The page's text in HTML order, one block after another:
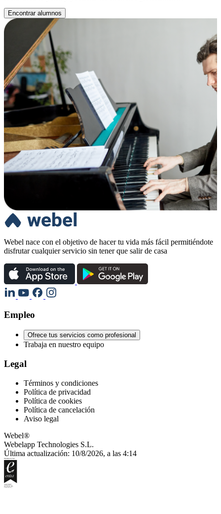
Encontrar alumnos
Webel nace con el objetivo de hacer tu vida más fácil permitiéndote
disfrutar cualquier servicio sin tener que salir de casa
Empleo
Ofrece tus servicios como profesional
Trabaja en nuestro equipo
Legal
Términos y condiciones
Política de privacidad
Política de cookies
Política de cancelación
Aviso legal
Webel®
Webelapp Technologies S.L.
Última actualización: 10/8/2026, a las 4:14